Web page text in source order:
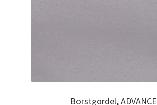
Borstgordel, ADVANCE